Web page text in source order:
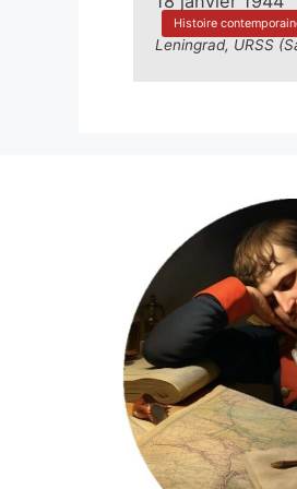
Histoire
Leningrad, URSS